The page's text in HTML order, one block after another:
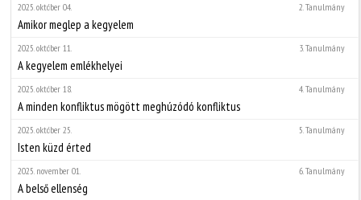
2. Tanulmány
2025. október 04.
Amikor meglep a kegyelem
3. Tanulmány
2025. október 11.
A kegyelem emlékhelyei
4. Tanulmány
2025. október 18.
A minden konfliktus mögött meghúzódó konfliktus
5. Tanulmány
2025. október 25.
Isten küzd érted
6. Tanulmány
2025. november 01.
A belső ellenség